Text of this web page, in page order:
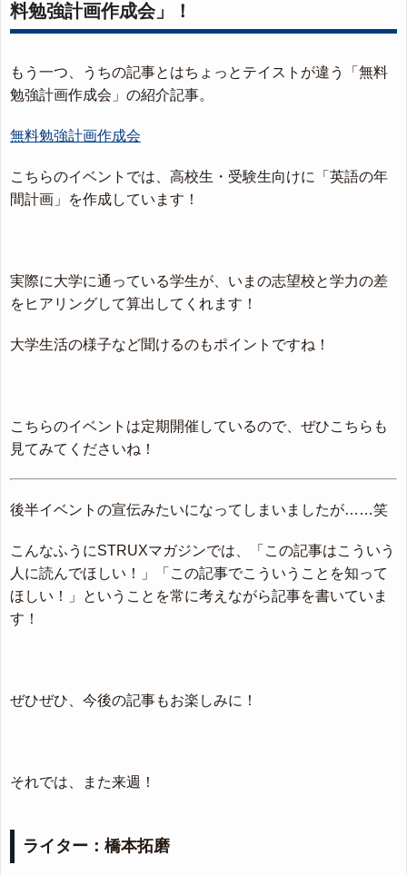
料勉強計画作成会」！
もう一つ、うちの記事とはちょっとテイストが違う「無料
勉強計画作成会」の紹介記事。
無料勉強計画作成会
こちらのイベントでは、高校生・受験生向けに「英語の年
間計画」を作成しています！
実際に大学に通っている学生が、いまの志望校と学力の差
をヒアリングして算出してくれます！
大学生活の様子など聞けるのもポイントですね！
こちらのイベントは定期開催しているので、ぜひこちらも
見てみてくださいね！
後半イベントの宣伝みたいになってしまいましたが……笑
こんなふうにSTRUXマガジンでは、「この記事はこういう
人に読んでほしい！」「この記事でこういうことを知って
ほしい！」ということを常に考えながら記事を書いていま
す！
ぜひぜひ、今後の記事もお楽しみに！
それでは、また来週！
ライター：橋本拓磨